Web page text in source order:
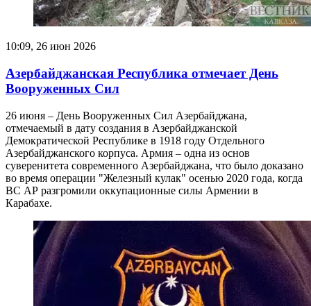
10:09, 26 июн 2026
Азербайджанская Республика отмечает День
Вооруженных Сил
26 июня – День Вооруженных Сил Азербайджана,
отмечаемый в дату создания в Азербайджанской
Демократической Республике в 1918 году Отдельного
Азербайджанского корпуса. Армия – одна из основ
суверенитета современного Азербайджана, что было доказано
во время операции "Железный кулак" осенью 2020 года, когда
ВС АР разгромили оккупационные силы Армении в
Карабахе.